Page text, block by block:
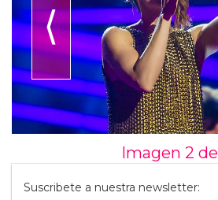
⟨
Imagen 2 de
Suscribete a nuestra newsletter: